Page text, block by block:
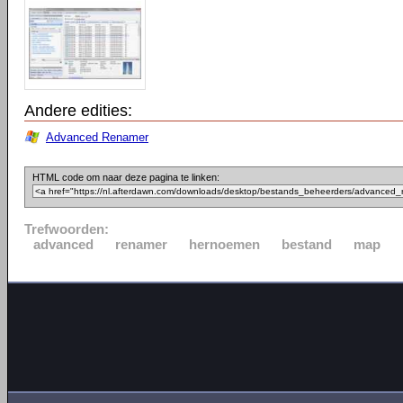
Andere edities:
Advanced Renamer
HTML code om naar deze pagina te linken:
Trefwoorden:
advanced
renamer hernoemen bestand map